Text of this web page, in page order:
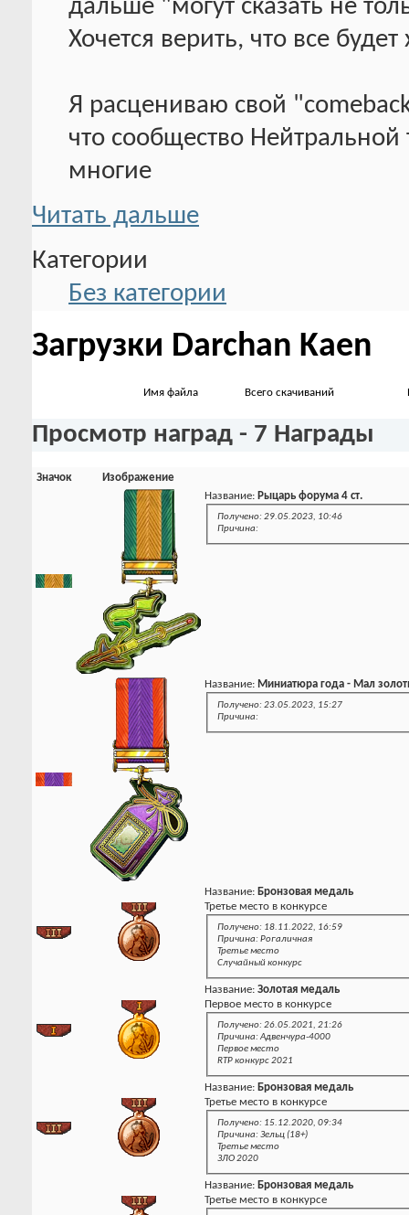
дальше "могут сказать не
Хочется верить, что все
Я расцениваю свой
что сообщество
многие
Читать дальше
Категории
Без категории
Загрузки Darchan Kaen
Имя файла Всего скачиваний
Просмотр наград - 7 Награды
Значок
Изображение
Название: Рыцарь форума 4 ст.
Получено: 29.05.2023, 10:46
Причина:
Название: Миниатюра года - Мал
Получено: 23.05.2023, 15:27
Причина:
Название: Бронзовая медаль
Третье место в конкурсе
Получено: 18.11.2022, 16:59
Причина: Рогаличная
Третье место
Случайный конкурс
Название: Золотая медаль
Первое место в конкурсе
Получено: 26.05.2021, 21:26
Причина: Адвенчура-4000
Первое место
RTP конкурс 2021
Название: Бронзовая медаль
Третье место в конкурсе
Получено: 15.12.2020, 09:34
Причина: Зельц (18+)
Третье место
ЗЛО 2020
Название: Бронзовая медаль
Третье место в конкурсе